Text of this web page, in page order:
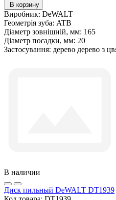
В корзину
Виробник: DeWALT
Геометрія зуба: ATB
Діаметр зовнішній, мм: 165
Діаметр посадки, мм: 20
Застосування: дерево дерево з
В наличии
Диск пильный DeWALT DT1939